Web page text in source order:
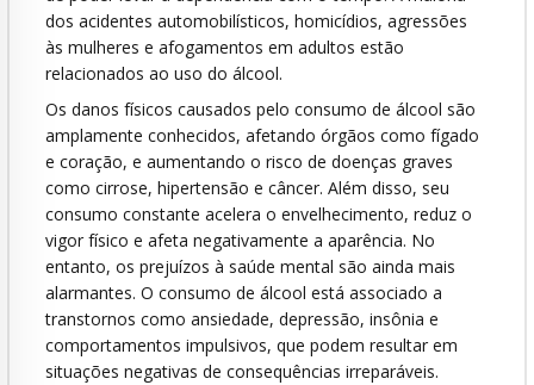
dos acidentes automobilísticos, homicídios, agressões
às mulheres e afogamentos em adultos estão
relacionados ao uso do álcool.
Os danos físicos causados pelo consumo de álcool são
amplamente conhecidos, afetando órgãos como fígado
e coração, e aumentando o risco de doenças graves
como cirrose, hipertensão e câncer. Além disso, seu
consumo constante acelera o envelhecimento, reduz o
vigor físico e afeta negativamente a aparência. No
entanto, os prejuízos à saúde mental são ainda mais
alarmantes. O consumo de álcool está associado a
transtornos como ansiedade, depressão, insônia e
comportamentos impulsivos, que podem resultar em
situações negativas de consequências irreparáveis.